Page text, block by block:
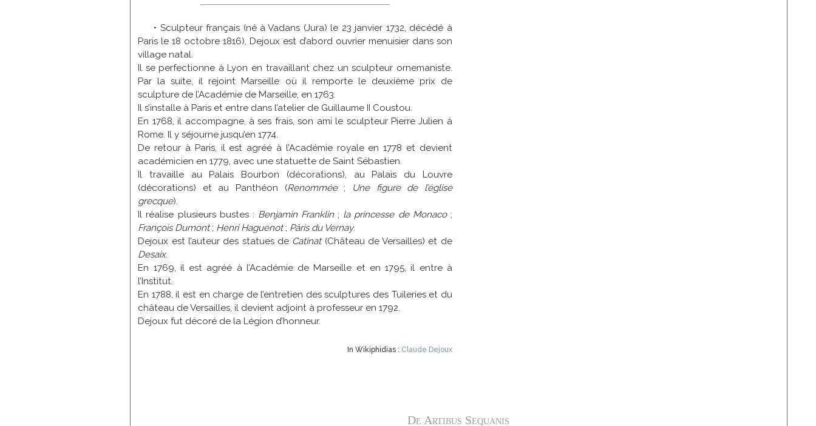
• Sculpteur français (né à Vadans (Jura) le 23 janvier 1732, décédé à
Paris le 18 octobre 1816), Dejoux est d’abord ouvrier menuisier dans son
village natal.
Il se perfectionne à Lyon en travaillant chez un sculpteur ornemaniste.
Par la suite, il rejoint Marseille où il remporte le deuxième prix de
sculpture de l’Académie de Marseille, en 1763.
Il s’installe à Paris et entre dans l’atelier de Guillaume II Coustou.
En 1768, il accompagne, à ses frais, son ami le sculpteur Pierre Julien à
Rome. Il y séjourne jusqu’en 1774.
De retour à Paris, il est agréé à l’Académie royale en 1778 et devient
académicien en 1779, avec une statuette de Saint Sébastien.
Il travaille au Palais Bourbon (décorations), au Palais du Louvre
(décorations) et au Panthéon (Renommée;
Une figure de l’église
grecque).
Il réalise plusieurs bustes : Benjamin Franklin; la princesse de Monaco;
François Dumont; Henri Haguenot; Pâris du Vernay.
Dejoux est l’auteur des statues de Catinat(Château de Versailles) et de
Desaix.
En 1769, il est agréé à l’Académie de Marseille et en 1795, il entre à
l’Institut.
En 1788, il est en charge de l’entretien des sculptures des Tuileries et du
château de Versailles, il devient adjoint à professeur en 1792.
Dejoux fut décoré de la Légion d’honneur.
In Wikiphidias : Claude Dejoux
De Artibus Sequanis